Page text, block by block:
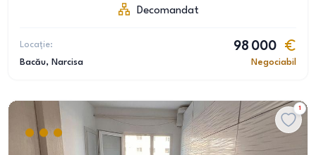
Decomandat
Locație:
Bacău, Narcisa
98 000
Negociabil
1